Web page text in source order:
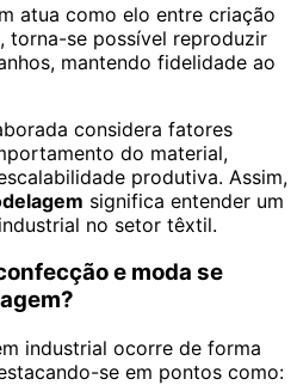
atua como elo entre criação
torna-se possível reproduzir
mantendo fidelidade ao
considera fatores
do material,
produtiva. Assim,
significa entender um
no setor têxtil.
e moda se
industrial ocorre de forma
se em pontos como: